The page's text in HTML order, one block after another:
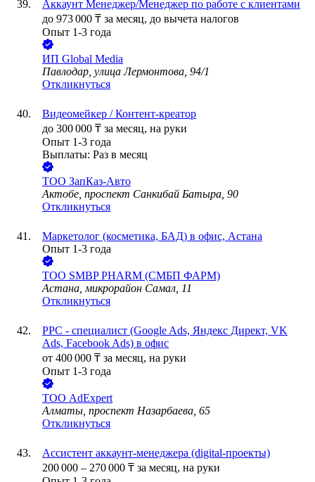
Аккаунт Менеджер/Менеджер по работе с клиентами
до 973 000 ₸ за месяц, до вычета налогов
Опыт 1-3 года
ИП Global Media
Павлодар, улица Лермонтова, 94/1
Откликнуться
Видеомейкер / Контент-креатор
до 300 000 ₸ за месяц, на руки
Опыт 1-3 года
Выплаты: Раз в месяц
ТОО ЗапКаз-Авто
Актобе, проспект Санкибай Батыра, 90
Откликнуться
Маркетолог (косметика, БАД) в офис, Астана
Опыт 1-3 года
ТОО SMBP PHARM (СМБП ФАРМ)
Астана, микрорайон Самал, 11
Откликнуться
PPC - специалист (Google Ads, Яндекс Директ, VK
Ads, Facebook Ads) в офис
от 400 000 ₸ за месяц, на руки
Опыт 1-3 года
ТОО AdExpert
Алматы, проспект Назарбаева, 65
Откликнуться
Ассистент аккаунт-менеджера (digital-проекты)
200 000 – 270 000 ₸ за месяц, на руки